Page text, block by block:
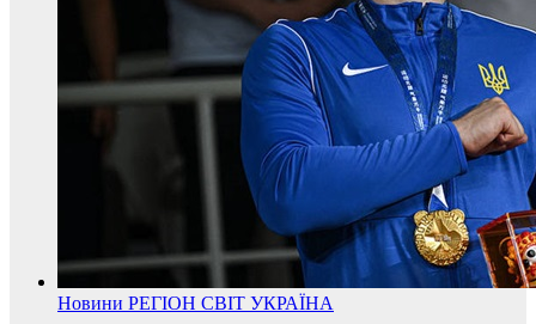
Новини РЕГІОН СВІТ УКРАЇНА